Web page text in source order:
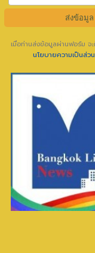
เมื่อท่านส่งข้อมูลผ่านฟอร์ม จ
นโยบายความเป็นส่ว